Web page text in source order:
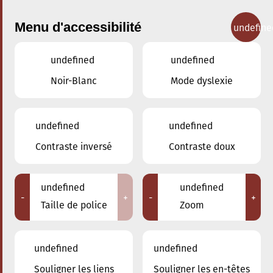
Concerts
Adresse
Menu d'accessibilité
undefined
Noir-Blanc
undefined
Mode dyslexie
undefined
Contraste inversé
undefined
Contraste doux
-
undefined
Taille de police
+ -
undefined
Zoom
+
undefined
Souligner les liens
undefined
Souligner les en-têtes